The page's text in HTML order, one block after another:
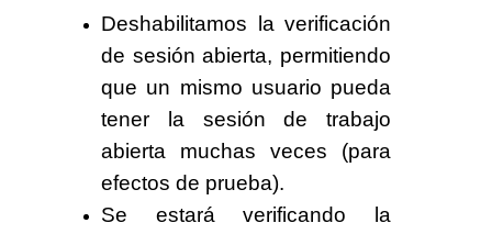
Deshabilitamos la verificación
de sesión abierta, permitiendo
que un mismo usuario pueda
tener la sesión de trabajo
abierta muchas veces (para
efectos de prueba).
Se estará verificando la